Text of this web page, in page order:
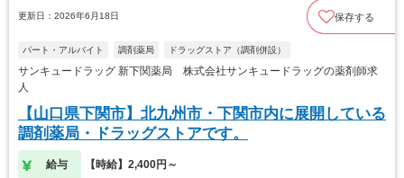
更新日：2026年6月18日 保存する
パート・アルバイト 調剤薬局 ドラッグストア（調剤併設）
サンキュードラッグ 新下関薬局 株式会社サンキュードラッグの薬剤師求
人
【山口県下関市】北九州市・下関市内に展開している
調剤薬局・ドラッグストアです。
給与 【時給】2,400円～